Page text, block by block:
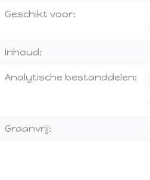
Geschikt voor:
Inhoud:
Analytische bestanddelen:
Graanvrij: